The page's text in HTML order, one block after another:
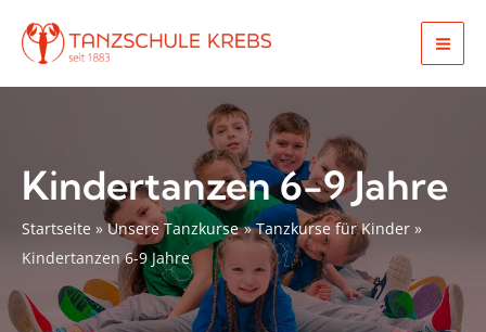
Inhalt
springen
Kindertanzen 6-9 Jahre
Startseite Unsere Tanzkurse
Tanzkurse für Kinder
Kindertanzen 6-9 Jahre